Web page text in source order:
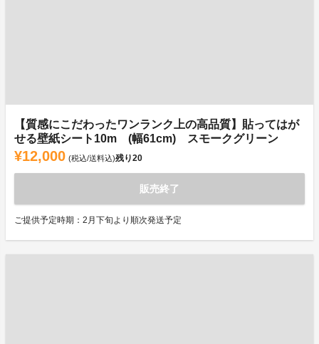
【質感にこだわったワンランク上の高品質】貼ってはが
せる壁紙シート10m (幅61cm) スモークグリーン
¥12,000 (税込/送料込)残り20
販売終了
ご提供予定時期：2月下旬より順次発送予定